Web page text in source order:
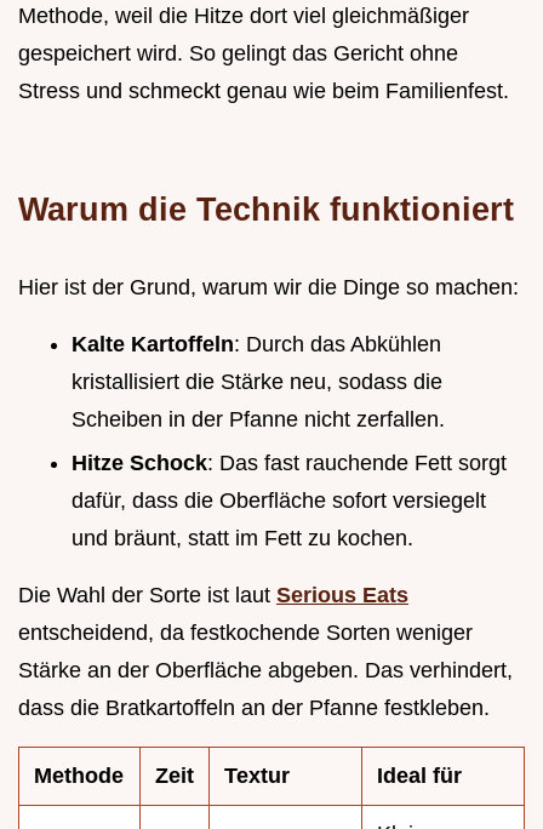
Methode, weil die Hitze dort viel gleichmäßiger
gespeichert wird. So gelingt das Gericht ohne
Stress und schmeckt genau wie beim Familienfest.
Warum die Technik funktioniert
Hier ist der Grund, warum wir die Dinge so machen:
Kalte Kartoffeln: Durch das Abkühlen
kristallisiert die Stärke neu, sodass die
Scheiben in der Pfanne nicht zerfallen.
Hitze Schock: Das fast rauchende Fett sorgt
dafür, dass die Oberfläche sofort versiegelt
und bräunt, statt im Fett zu kochen.
Die Wahl der Sorte ist laut Serious Eats
entscheidend, da festkochende Sorten weniger
Stärke an der Oberfläche abgeben. Das verhindert,
dass die Bratkartoffeln an der Pfanne festkleben.
Methode Zeit Textur Ideal für